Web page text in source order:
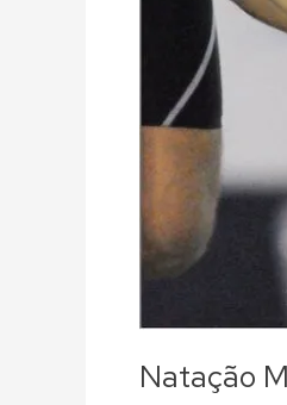
Natação